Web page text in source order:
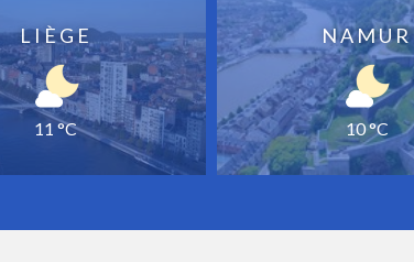
LIÈGE
11 °C
NAMUR
10 °C